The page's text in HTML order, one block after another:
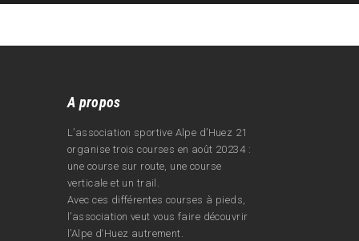
A propos
L’association sportive Alpe d’Huez 21
organise trois courses en août 20234 :
une course sur route, une course
verticale et un trail.
Avec ces différentes courses à pieds,
l’association veut vous faire découvrir
l’Alpe d‘Huez autrement.